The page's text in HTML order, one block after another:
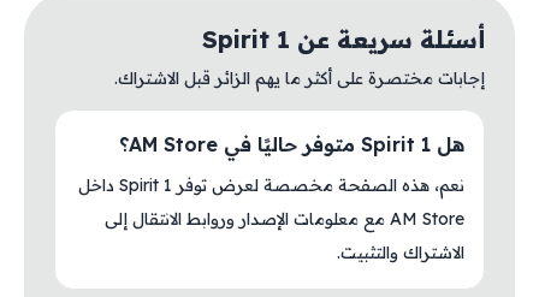
أسئلة سريعة عن Spirit 1
إجابات مختصرة على أكثر ما يهم الزائر قبل الاشتراك.
هل Spirit 1 متوفر حاليًا في AM Store؟
نعم، هذه الصفحة مخصصة لعرض توفر Spirit 1 داخل
AM Store مع معلومات الإصدار وروابط الانتقال إلى
الاشتراك والتثبيت.